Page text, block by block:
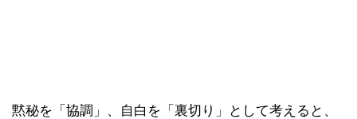
黙秘を「協調」、自白を「裏切り」として考えると、